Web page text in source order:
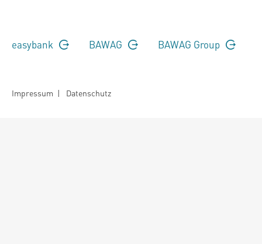
easybank BAWAG BAWAG Group
Impressum | Datenschutz